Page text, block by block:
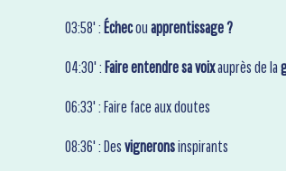
03:58' : Échecouapprentissage ?
04:30' : Faire entendre sa voixauprès de la
06:33' : Faire face aux doutes
08:36' : Desvigneronsinspirants